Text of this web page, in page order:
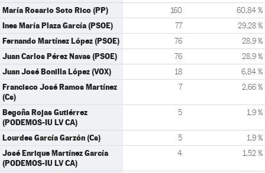
María Rosario Soto Rico (PP) 160 60,84 %
Ines María Plaza García (PSOE) 77 29,28 %
Fernando Martínez López (PSOE) 76 28,9 %
Juan Carlos Pérez Navas (PSOE) 76 28,9 %
Juan José Bonilla López (VOX) 18 6,84 %
Francisco José Ramos Martínez
(Cs)
7 2,66 %
Begoña Rojas Gutiérrez
(PODEMOS-IU LV CA)
5 1,9 %
Lourdes García Garzón (Cs) 5 1,9 %
José Enrique Martínez García
(PODEMOS-IU LV CA)
4 1,52 %